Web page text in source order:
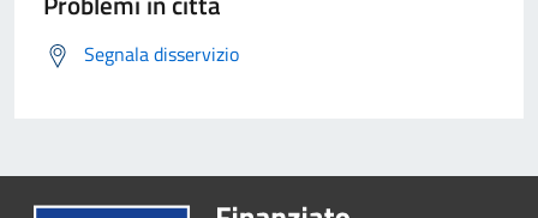
Segnala disservizio